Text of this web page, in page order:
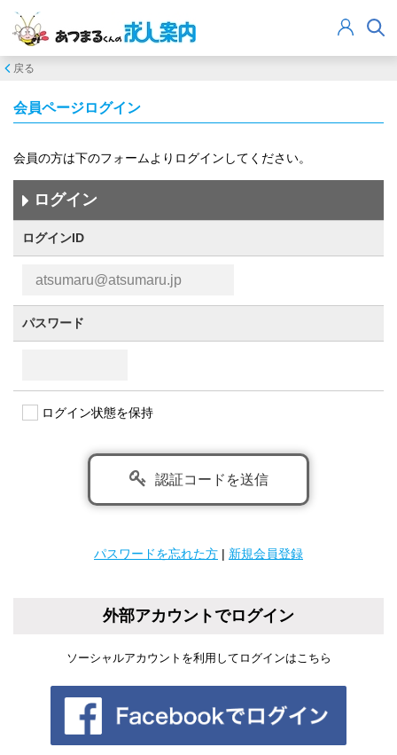
戻る
会員ページログイン
会員の方は下のフォームよりログインしてください。
ログイン
ログインID
パスワード
ログイン状態を保持
認証コードを送信
パスワードを忘れた方 | 新規会員登録
外部アカウントでログイン
ソーシャルアカウントを利用してログインはこちら